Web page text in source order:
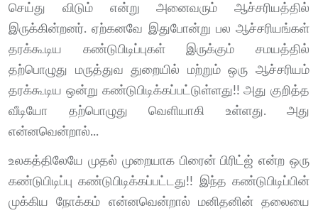
செய்து விடும் என்று அனைவரும் ஆச்சரியத்தில்
இருக்கின்றனர். ஏற்கனவே இதுபோன்று பல ஆச்சரியங்கள்
தரக்கூடிய கண்டுபிடிப்புகள் இருக்கும் சமயத்தில்
தற்பொழுது மருத்துவ துறையில் மற்றும் ஒரு ஆச்சரியம்
தரக்கூடிய ஒன்று கண்டுபிடிக்கப்பட்டுள்ளது!! அது குறித்த
வீடியோ தற்பொழுது வெளியாகி உள்ளது. அது
என்னவென்றால்...
உலகத்திலேயே முதல் முறையாக பிரைன் பிரிட்ஜ் என்ற ஒரு
கண்டுபிடிப்பு கண்டுபிடிக்கப்பட்டது!! இந்த கண்டுபிடிப்பின்
முக்கிய நோக்கம் என்னவென்றால் மனிதனின் தலையை